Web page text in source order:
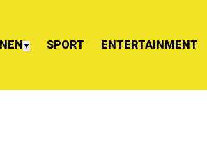
▼ SPORT ENTERTAINMENT